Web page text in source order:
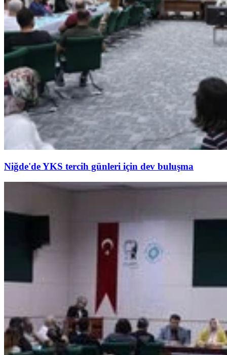
Niğde'de YKS tercih günleri için dev buluşma